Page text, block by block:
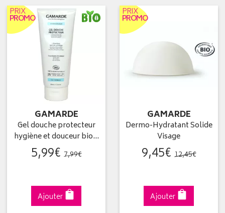
PRIX
PROMO
GAMARDE
Gel douche protecteur
hygiène et douceur bio…
5,99€ 7,99€
Ajouter
PRIX
PROMO
GAMARDE
Dermo-Hydratant Solide
Visage
9,45€ 12,45€
Ajouter